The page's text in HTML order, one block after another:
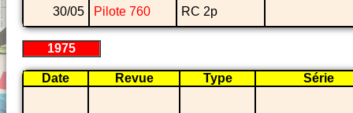
30/05 Pilote 760 RC 2p
1975
Date Revue Type Série